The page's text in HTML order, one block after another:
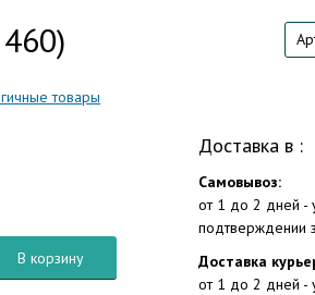
товары
В корзину
Доставка в :
Самовывоз:
от 1 до 2 дней -
подтверждении
Доставка
от 1 до 2 дней -